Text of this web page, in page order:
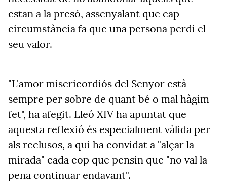
estan a la presó, assenyalant que cap
circumstància fa que una persona perdi el
seu valor.
"L'amor misericordiós del Senyor està
sempre per sobre de quant bé o mal hàgim
fet", ha afegit. Lleó XIV ha apuntat que
aquesta reflexió és especialment vàlida per
als reclusos, a qui ha convidat a "alçar la
mirada" cada cop que pensin que "no val la
pena continuar endavant".